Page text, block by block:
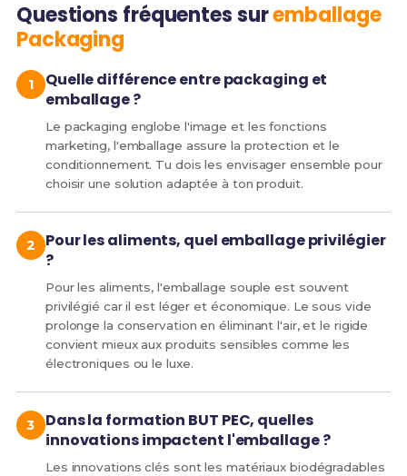
Questions fréquentes suremballage
Packaging
Quelle différence entre packaging et
emballage ?
Le packaging englobe l'image et les fonctions
marketing, l'emballage assure la protection et le
conditionnement. Tu dois les envisager ensemble pour
choisir une solution adaptée à ton produit.
Pour les aliments, quel emballage privilégier
?
Pour les aliments, l'emballage souple est souvent
privilégié car il est léger et économique. Le sous vide
prolonge la conservation en éliminant l'air, et le rigide
convient mieux aux produits sensibles comme les
électroniques ou le luxe.
Dans la formation BUT PEC, quelles
innovations impactent l'emballage ?
Les innovations clés sont les matériaux biodégradables